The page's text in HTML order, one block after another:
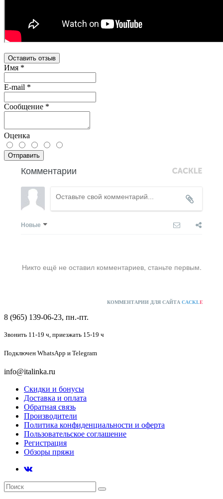
Оставить отзыв
Имя *
E-mail *
Сообщение *
Оценка
Отправить
Комментарии
Новые
Никто ещё не оставил комментариев, станьте первым.
КОММЕНТАРИИ ДЛЯ САЙТА CACKLE
8 (965) 139-06-23, пн.-пт.
Звонить 11-19 ч, приезжать 15-19 ч
Подключен WhatsApp и Telegram
info@italinka.ru
Скидки и бонусы
Доставка и оплата
Обратная связь
Производители
Политика конфиденциальности и оферта
Пользовательское соглашение
Регистрация
Обзоры пряжи